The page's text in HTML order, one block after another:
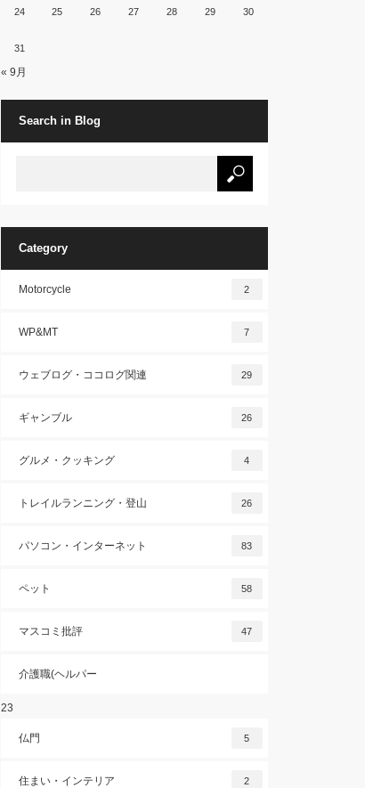
24 25 26 27 28 29 30
31
« 9月
Search in Blog
Category
Motorcycle 2
WP&MT 7
ウェブログ・ココログ関連 29
ギャンブル 26
グルメ・クッキング 4
トレイルランニング・登山 26
パソコン・インターネット 83
ペット 58
マスコミ批評 47
介護職(ヘルパー
23
仏門 5
住まい・インテリア 2